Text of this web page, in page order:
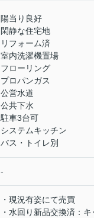
陽当り良好
閑静な住宅地
リフォーム済
室内洗濯機置場
フローリング
プロパンガス
公営水道
公共下水
駐車3台可
システムキッチン
バス・トイレ別
-
・現況有姿にて売買
・水回り新品交換済：